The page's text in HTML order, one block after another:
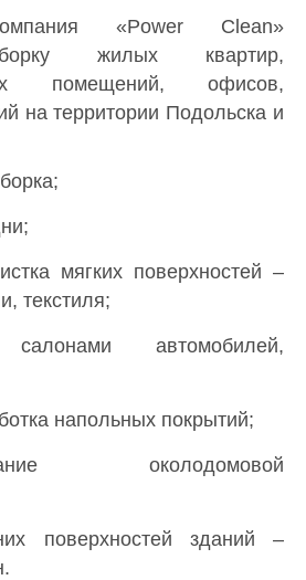
«Power Clean»
жилых квартир,
помещений, офисов,
на территории Подольска и
мягких поверхностей –
текстиля;
автомобилей,
напольных покрытий;
околодомовой
поверхностей зданий –